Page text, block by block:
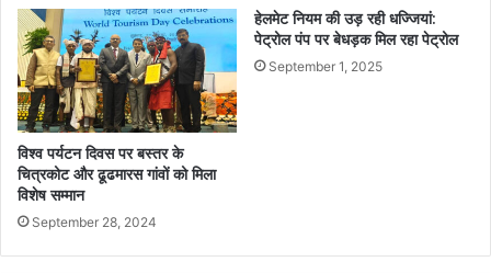
विश्व पर्यटन दिवस पर बस्तर के
चित्रकोट और ढूढमारस गांवों को मिला
विशेष सम्मान
September 28, 2024
हेलमेट नियम की उड़ रही धज्जियां:
पेट्रोल पंप पर बेधड़क मिल रहा पेट्रोल
September 1, 2025